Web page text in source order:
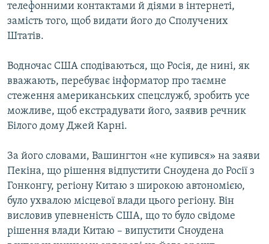
телефонними контактами й діями в інтернеті,
замість того, щоб видати його до Сполучених
Штатів.
Водночас США сподіваються, що Росія, де нині, як
вважають, перебуває інформатор про таємне
стеження американських спецслужб, зробить усе
можливе, щоб екстрадувати його, заявив речник
Білого дому Джей Карні.
За його словами, Вашингтон «не купився» на заяви
Пекіна, що рішення відпустити Сноудена до Росії з
Гонконгу, регіону Китаю з широкою автономією,
було ухвалою місцевої влади цього регіону. Він
висловив упевненість США, що то було свідоме
рішення влади Китаю – випустити Сноудена